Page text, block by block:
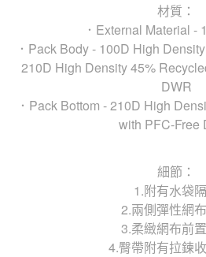
材質：
．External Material -
．Pack Body - 100D High
210D High Density 45%
DWR
．Pack Bottom - 210D High
with PFC-Free
細節：
1.附有水袋
2.兩側彈性網
3.柔緻網布前
4.臀帶附有拉鍊